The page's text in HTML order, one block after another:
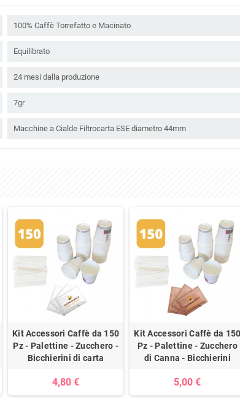
100% Caffè Torrefatto e Macinato
Equilibrato
24 mesi dalla produzione
7gr
Macchine a Cialde Filtrocarta ESE diametro 44mm
Kit Accessori Caffè da 150
Pz - Palettine - Zucchero -
Bicchierini di carta
4,80 €
Kit Accessori Caffè da 150
Pz - Palettine - Zucchero
di Canna - Bicchierini
5,00 €